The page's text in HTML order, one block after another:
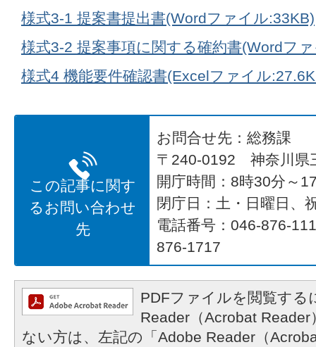
様式3-1 提案書提出書(Wordファイル:33KB)
様式3-2 提案事項に関する確約書(Wordフ
様式4 機能要件確認書(Excelファイル
この記事に関す
るお問い合わせ
先
お問合せ先：総務課
〒240-0192 神奈川県
開庁時間：8時30分～
閉庁日：土・日曜日、
電話番号：046-876-
876-1717
PDFファイルを閲覧する
Reader（Acrobat
ない方は、左記の「Adobe Reader（